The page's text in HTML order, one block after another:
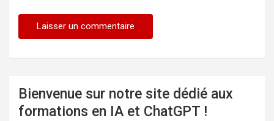
Bienvenue sur notre site dédié aux
formations en IA et ChatGPT !